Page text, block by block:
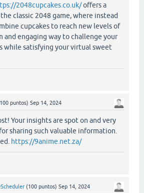
2048cupcakes.co.uk/offers a
classic 2048 game, where instead
cupcakes to reach new levels of
and engaging way to challenge your
while satisfying your virtual sweet
100 puntos) Sep 14, 2024
Your insights are spot on and very
sharing such valuable information.
https://9anime.net.za/
(100 puntos) Sep 14, 2024